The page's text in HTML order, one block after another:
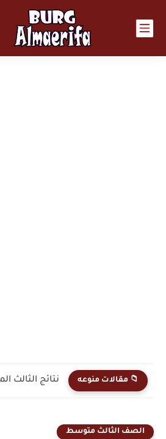
📁 مقالات منوعه
الصف الثالث متوسط